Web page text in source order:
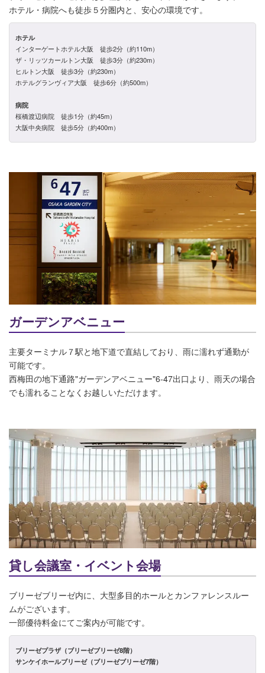
ホテル・病院へも徒歩５分圏内と、安心の環境です。
ホテル
インターゲートホテル大阪 徒歩2分（約110m）
ザ・リッツカールトン大阪 徒歩3分（約230m）
ヒルトン大阪 徒歩3分（約230m）
ホテルグランヴィア大阪 徒歩6分（約500m）
病院
桜橋渡辺病院 徒歩1分（約45m）
大阪中央病院 徒歩5分（約400m）
ガーデンアベニュー
主要ターミナル７駅と地下道で直結しており、雨に濡れず通勤が
可能です。
西梅田の地下通路"ガーデンアベニュー"6-47出口より、雨天の場合
でも濡れることなくお越しいただけます。
貸し会議室・イベント会場
ブリーゼブリーゼ内に、大型多目的ホールとカンファレンスルー
ムがございます。
一部優待料金にてご案内が可能です。
ブリーゼプラザ（ブリーゼブリーゼ8階）
サンケイホールブリーゼ（ブリーゼブリーゼ7階）